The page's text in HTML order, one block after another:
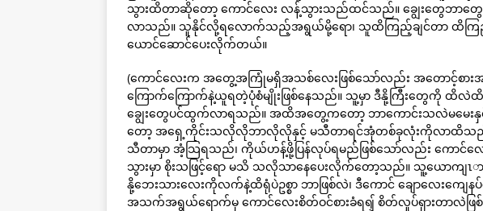
သွားထိတာဆိုတော့ ကောင်လေး လန့်သွားသည်ထင်သည်။ ချွေးတွေဘာတွ
လာသည်။ သူနိုင်လို့ရလောက်သည့်အရွယ်မို့ရော၊ သူထိကြည့်ချင်တာ ထိကြည့်
ယောင်ဆောင်ပေးလိုက်တယ်။
(ကောင်လေးက အတွေ့အကြုံမရှိအသစ်လေးဖြစ်သော်လည်း အတောင့်စား
ကြောက်ကြောက်နဲ့ယူရတဲ့ပုံစံမျိုးဖြစ်နေသည်။ သူ့မှာ ဒီနို့ကြီးတွေကို ထိလဲ
ချွေးတွေပင်ထွက်လာရသည်။ အထိအတွေ့ကတော့ ဘာကောင်းသလဲမမေး
တော့ အရှေ့ကိုင်းသလိုလိုဘာလိုလိုနှင့် မသီတာရင်အုံတစ်ခုလုံးကိုလာထိသည်
သီတာမှာ အံ့သြရသည်၊ ကိုယ်ဟန့်ဖို့ပြန်လုပ်ရမည်ဖြစ်သော်လည်း ကောင်လေ
သွားမှာ စိုးသဖြင့်ရော မသိ သလိုသာနေပေးလိုက်တော့သည်။ သူ့ယော
နို့ဘေးသားလေးကိုလက်နဲ့ထိရုံပဲဥစ္စာ ဘာဖြစ်လဲ၊ ဒီကောင် ချောလေးကျေ
အသက်အရွယ်ရောက်မှ ကောင်လေးစိတ်ဝင်စားခံရရျ် စိတ်လှုပ်ရှားတာလဲဖ